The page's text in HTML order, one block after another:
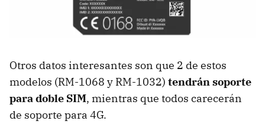
Otros datos interesantes son que 2 de estos
modelos (RM-1068 y RM-1032) tendrán soporte
para doble SIM, mientras que todos carecerán
de soporte para 4G.